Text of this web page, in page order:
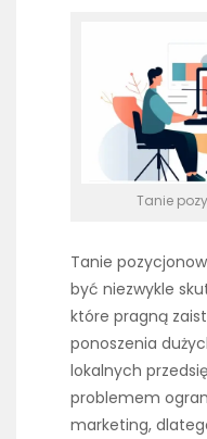
Tanie
Tanie
być niezwykle
które pragną
ponoszenia
lokalnych
problemem
marketing,